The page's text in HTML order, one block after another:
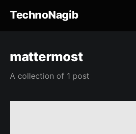
TechnoNagib
mattermost
A collection of 1 post